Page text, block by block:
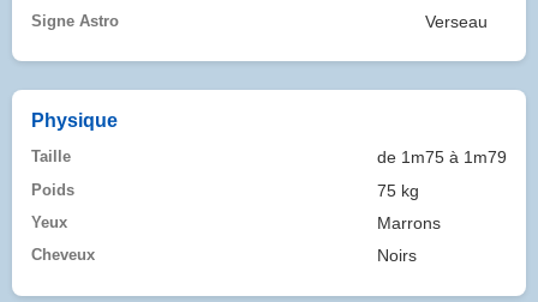
Signe Astro Verseau
Physique
Taille de 1m75 à 1m79
Poids 75 kg
Yeux Marrons
Cheveux Noirs